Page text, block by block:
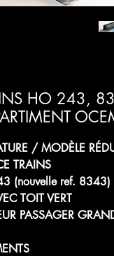
HO 243,
/ MODÈLE
TRAINS
(nouvelle ref. 8343)
TOIT VERT
PASSAGER